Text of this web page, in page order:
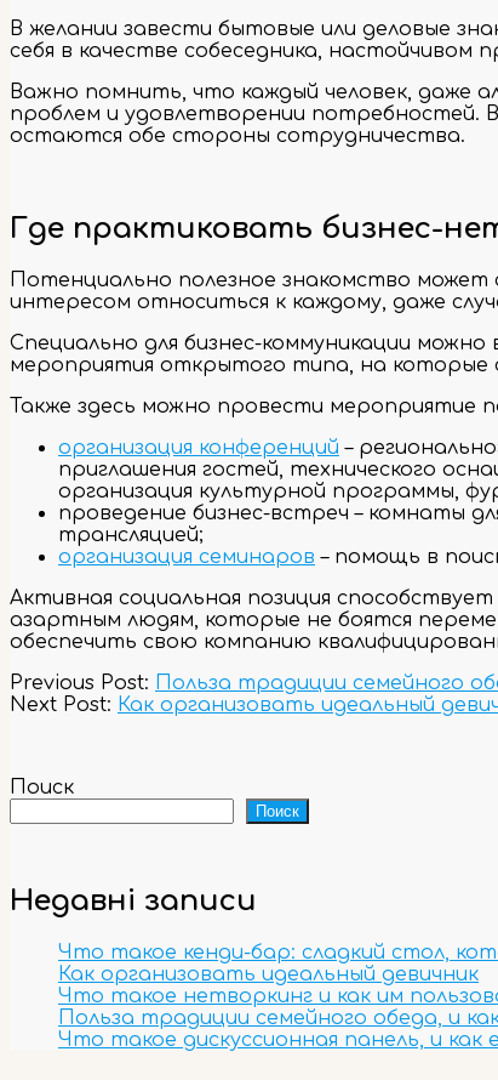
В желании завести бытовые или деловые
себя в качестве собеседника,
Важно помнить, что каждый человек, даже
проблем и удовлетворении потребностей.
остаются обе стороны сотрудничества.
Где практиковать бизнес-
Потенциально полезное знакомство
интересом относиться к каждому, даже
Специально для бизнес-коммуникации
мероприятия открытого типа, на которые
Также здесь можно провести мероприятие
организация конференций –
приглашения гостей, технического
организация культурной программы,
проведение бизнес-встреч – комнаты
трансляцией;
организация семинаров – помощь в
Активная социальная позиция
азартным людям, которые не боятся
обеспечить свою компанию
2023-
12-
Previous Post: Польза традиции семейного
Next Post: Как организовать идеальный
Поиск
Поиск
Недавні записи
Что такое кенди-бар: сладкий стол,
Как организовать идеальный девичник
Что такое нетворкинг и как им
Польза традиции семейного обеда, и
Что такое дискуссионная панель, и как